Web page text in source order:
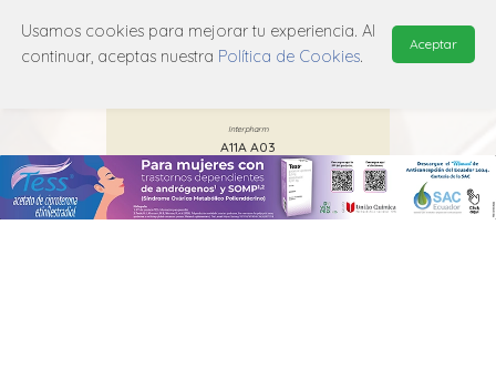
Interpharm
A11A A03
Usamos cookies para mejorar tu experiencia. Al
continuar, aceptas nuestra Política de Cookies.
Aceptar